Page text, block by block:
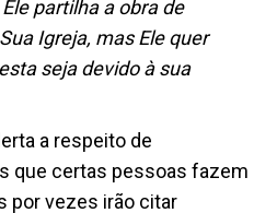
partilha a obra de
Igreja, mas Ele quer
seja devido à sua
a respeito de
que certas pessoas fazem
por vezes irão citar